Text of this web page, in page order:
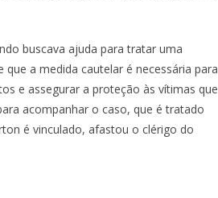
buscava ajuda para tratar uma
a medida cautelar é necessária para
e assegurar a proteção às vítimas que
acompanhar o caso, que é tratado
é vinculado, afastou o clérigo do